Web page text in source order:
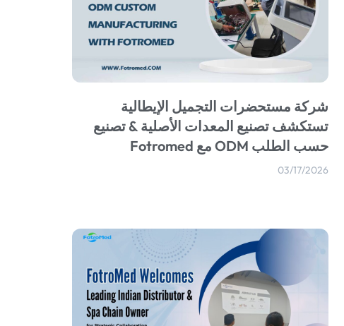
شركة مستحضرات التجميل الإيطالية
تستكشف تصنيع المعدات الأصلية & تصنيع
حسب الطلب ODM مع Fotromed
03/17/2026